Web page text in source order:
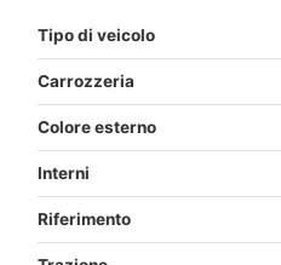
Tipo di veicolo
Carrozzeria
Colore esterno
Interni
Riferimento